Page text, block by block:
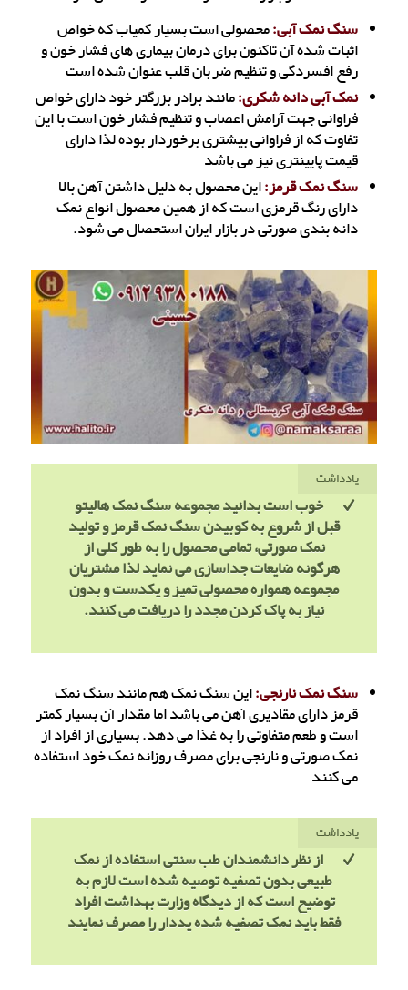
سنگ نمک آبی:محصولی است بسیار کمیاب که خواص
اثبات شده آن تاکنون برای درمان بیماری های فشار خون و
رفع افسردگی و تنظیم ضربان قلب عنوان شده است
نمک آبی دانه شکری:مانند برادر بزرگتر خود دارای خواص
فراوانی جهت آرامش اعصاب و تنظیم فشار خون است با این
تفاوت که از فراوانی بیشتری برخوردار بوده لذا دارای
قیمت پایینتری نیز می باشد
سنگ نمک قرمز:این محصول به دلیل داشتن آهن بالا
دارای رنگ قرمزی است که از همین محصول انواع نمک
دانه بندی صورتی در بازار ایران استحصال می شود.
یادداشت
خوب است بدانید مجموعه سنگ نمک هالیتو
قبل از شروع به کوبیدن سنگ نمک قرمز و تولید
نمک صورتی، تمامی محصول را به طور کلی از
هرگونه ضایعات جداسازی می نماید لذا مشتریان
مجموعه همواره محصولی تمیز و یکدست و بدون
نیاز به پاک کردن مجدد را دریافت می کنند.
سنگ نمک نارنجی:این سنگ نمک هم مانند سنگ نمک
قرمز دارای مقادیری آهن می باشد اما مقدار آن بسیار کمتر
است و طعم متفاوتی را به غذا می دهد. بسیاری از افراد از
نمک صورتی و نارنجی برای مصرف روزانه نمک خود استفاده
می کنند
یادداشت
از نظر دانشمندان طب سنتی استفاده از نمک
طبیعی بدون تصفیه توصیه شده استلازم به
توضیح است که از دیدگاه وزارت بهداشت افراد
فقط باید نمک تصفیه شده یددار را مصرف نمایند